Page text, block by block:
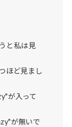
と私は見
ほど見まし
が入って
が無いで